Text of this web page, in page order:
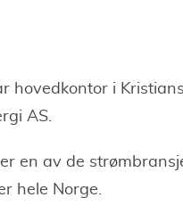
hovedkontor i
AS.
en av de
hele Norge.